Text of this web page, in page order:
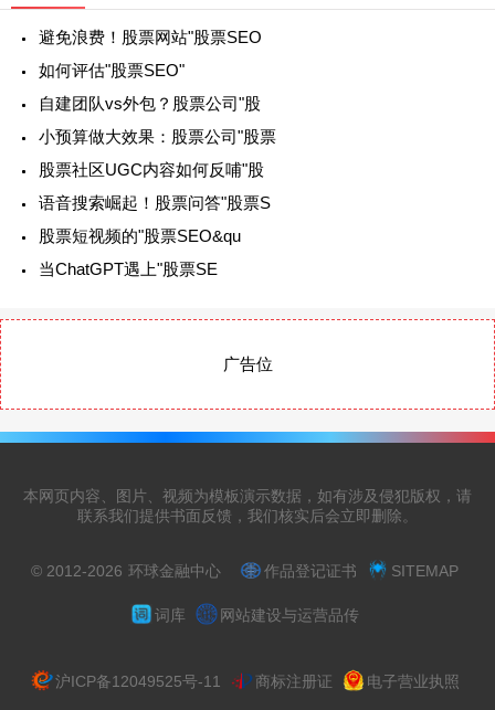
避免浪费！股票网站"股票SEO
如何评估"股票SEO"
自建团队vs外包？股票公司"股
小预算做大效果：股票公司"股票
股票社区UGC内容如何反哺"股
语音搜索崛起！股票问答"股票S
股票短视频的"股票SEO&qu
当ChatGPT遇上"股票SE
广告位
本网页内容、图片、视频为模板演示数据，如有涉及侵犯版权，请
联系我们提供书面反馈，我们核实后会立即删除。
© 2012-2026 环球金融中心 作品登记证书 SITEMAP
词库 网站建设与运营品传
沪ICP备12049525号-11 商标注册证 电子营业执照